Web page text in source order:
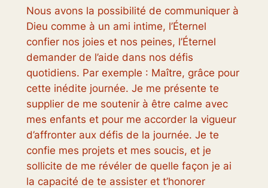
Nous avons la possibilité de communiquer à
Dieu comme à un ami intime, l’Éternel
confier nos joies et nos peines, l’Éternel
demander de l’aide dans nos défis
quotidiens. Par exemple : Maître, grâce pour
cette inédite journée. Je me présente te
supplier de me soutenir à être calme avec
mes enfants et pour me accorder la vigueur
d’affronter aux défis de la journée. Je te
confie mes projets et mes soucis, et je
sollicite de me révéler de quelle façon je ai
la capacité de te assister et t’honorer